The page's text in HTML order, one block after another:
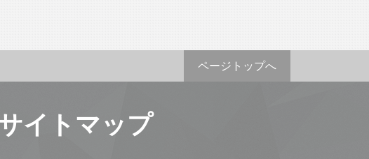
ページトップへ
イトマップ